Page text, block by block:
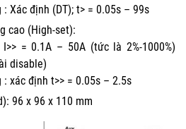
Xác định (DT); t> = 0.05s – 99s
cao (High-set):
= 0.1A – 50A (tức là 2%-1000%)
disable)
xác định t>> = 0.05s – 2.5s
96 x 96 x 110 mm